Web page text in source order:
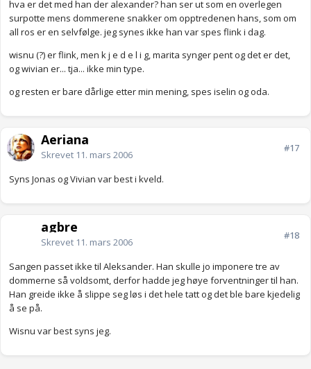
hva er det med han der alexander? han ser ut som en overlegen
surpotte mens dommerene snakker om opptredenen hans, som om
all ros er en selvfølge. jeg synes ikke han var spes flink i dag.
wisnu (?) er flink, men k j e d e l i g, marita synger pent og det er det,
og wivian er... tja... ikke min type.
og resten er bare dårlige etter min mening, spes iselin og oda.
Aeriana
Skrevet 11. mars 2006
#17
Syns Jonas og Vivian var best i kveld.
agbre
Skrevet 11. mars 2006
#18
Sangen passet ikke til Aleksander. Han skulle jo imponere tre av
dommerne så voldsomt, derfor hadde jeg høye forventninger til han.
Han greide ikke å slippe seg løs i det hele tatt og det ble bare kjedelig
å se på.
Wisnu var best syns jeg.